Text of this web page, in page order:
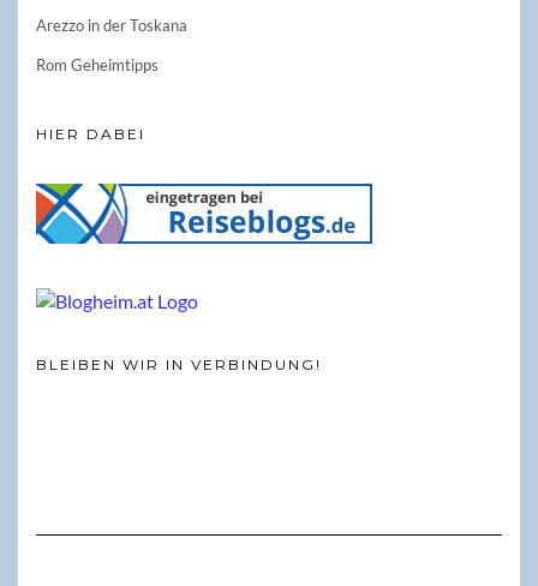
Arezzo in der Toskana
Rom Geheimtipps
HIER DABEI
BLEIBEN WIR IN VERBINDUNG!